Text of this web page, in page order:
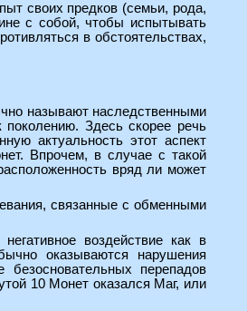
своих предков (семьи, рода,
с собой, чтобы испытывать
в обстоятельствах,
называют наследственными
Здесь скорее речь
актуальность этот аспект
Впрочем, в случае с такой
вряд ли может
связанные с обменными
воздействие как в
оказываются нарушения
безосновательных перепадов
10 Монет оказался Маг, или